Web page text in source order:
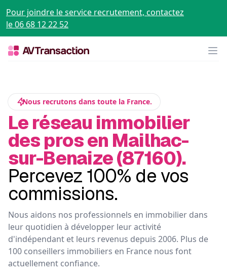
Pour joindre le service recrutement, contactez
le 06 68 12 22 52
Nous recrutons dans toute la France.
Le réseau immobilier
des pros en Mailhac-
sur-Benaize (87160).
Percevez 100% de vos
commissions.
Nous aidons nos professionnels en immobilier dans
leur quotidien à développer leur activité
d'indépendant et leurs revenus depuis 2006. Plus de
100 conseillers immobiliers en France nous font
actuellement confiance.